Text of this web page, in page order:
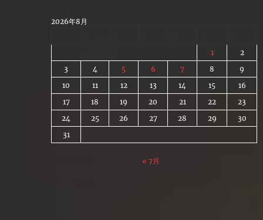
2026年8月
1
2
3
4 5 6 7 8
9
10
11 12 13 14 15
16
17
18 19 20 21 22
23
24
25 26 27 28 29
30
31
« 7月